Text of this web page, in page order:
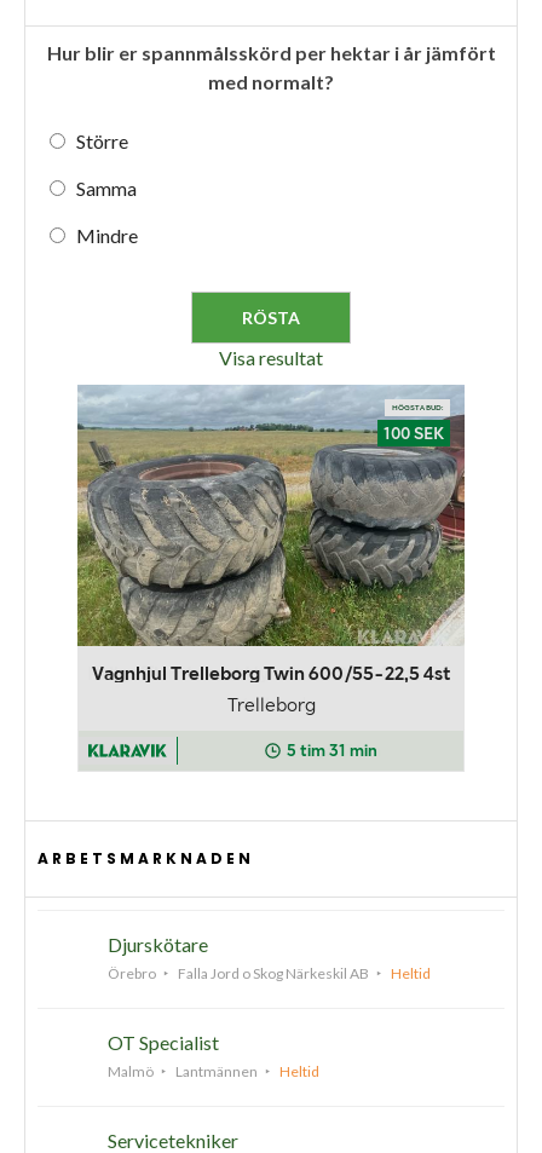
Hur blir er spannmålsskörd per hektar i år jämfört
med normalt?
Större
Samma
Mindre
Visa resultat
ARBETSMARKNADEN
Djurskötare
Örebro Falla Jord o Skog Närkeskil AB Heltid
OT Specialist
Malmö Lantmännen Heltid
Servicetekniker